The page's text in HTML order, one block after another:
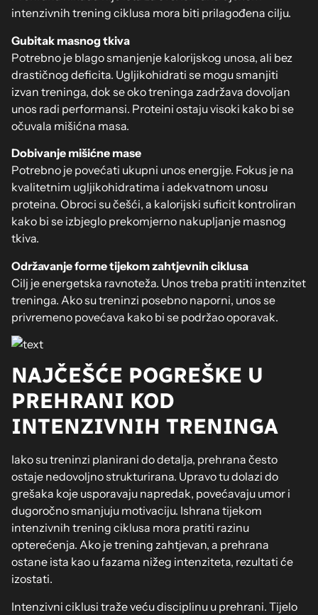
intenzivnih trening ciklusa mora biti prilagođena cilju.
Gubitak masnog tkiva
Potrebno je blago smanjenje kalorijskog unosa, ali bez
drastičnog deficita. Ugljikohidrati se mogu smanjiti
izvan treninga, dok se oko treninga zadržava dovoljan
unos radi performansi. Proteini ostaju visoki kako bi se
očuvala mišićna masa.
Dobivanje mišićne mase
Potrebno je povećati ukupni unos energije. Fokus je na
kvalitetnim ugljikohidratima i adekvatnom unosu
proteina. Obroci su češći, a kalorijski suficit kontroliran
kako bi se izbjeglo prekomjerno nakupljanje masnog
tkiva.
Održavanje forme tijekom zahtjevnih ciklusa
Cilj je energetska ravnoteža. Unos treba pratiti intenzitet
treninga. Ako su treninzi posebno naporni, unos se
privremeno povećava kako bi se podržao oporavak.
NAJČEŠĆE POGREŠKE U
PREHRANI KOD
INTENZIVNIH TRENINGA
Iako su treninzi planirani do detalja, prehrana često
ostaje nedovoljno strukturirana. Upravo tu dolazi do
grešaka koje usporavaju napredak, povećavaju umor i
dugoročno smanjuju motivaciju. Ishrana tijekom
intenzivnih trening ciklusa mora pratiti razinu
opterećenja. Ako je trening zahtjevan, a prehrana
ostane ista kao u fazama nižeg intenziteta, rezultati će
izostati.
Intenzivni ciklusi traže veću disciplinu u prehrani. Tijelo